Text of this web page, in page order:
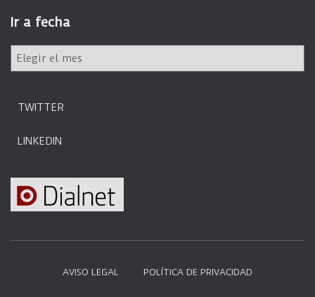
e
g
o
í
Ir a fecha
TWITTER
LINKEDIN
AVISO LEGAL POLÍTICA DE PRIVACIDAD